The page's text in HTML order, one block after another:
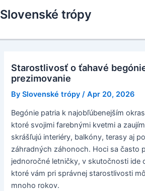
to
Slovenské trópy
Starostlivosť o ťahavé
prezimovanie
BySlovenské trópy /Apr 20, 2026
Begónie patria k najobľúbenejším
ktoré svojimi farebnými kvetmi a
skrášľujú interiéry, balkóny, terasy aj
záhradných záhonoch. Hoci sa často
jednoročné letničky, v skutočnosti ide
ktoré vám pri správnej starostlivosti
mnoho rokov.